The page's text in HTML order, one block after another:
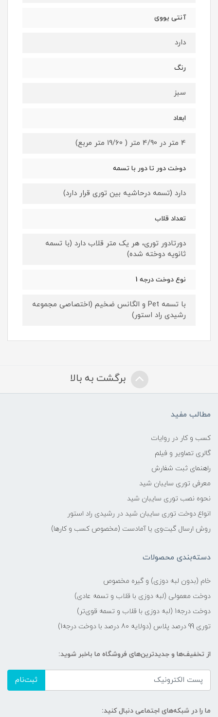
آنتی یووی
دارد
رنگ
سبز
ابعاد
4 متر در 4/90 متر ( 19/60 متر مربع)
دوخت دور تا دور با تسمه
دارد (تسمه درحاشیه بین توری قرار دارد)
تعداد قلاب
دورتادور توری، هر یک متر قلاب دارد (با تسمه
ثانویه دوخته شده)
نوع دوخت درجه 1
با تسمه Pet و الگانس ضخیم (اختصاصی مجموعه
رشیدی راد استور)
برگشت به بالا
مطالب مفید
کسب و کار در روایات
گالری تصاویر و فیلم
راهنمای ثبت شفارش
معرفی توری سایبان شید
نحوه نصب توری سایبان شید
انواع دوخت توری سایبان شید در رشیدی راد استور
روش ارسال گیت‌وی یا آمادست (مخصوص کسب و کارها)
دسته‌بندی محصولات
خام (بدون لبه دوزی) و گیره مخصوص
دوخت معمولی (لبه دوزی با قلاب و تسمه عادی)
دوخت درجه1 (لبه دوزی با قلاب و تسمه قوی‌تر)
توری 99 درصد پلاس (دولایه 80 درصد با دوخت درجه1)
از تخفیف‌ها و جدیدترین‌های فروشگاه ما باخبر شوید:
ثبت‌نام
ما را در شبکه‌های اجتماعی دنبال کنید: